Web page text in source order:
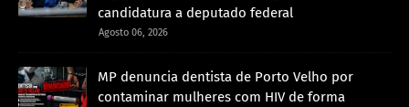
candidatura a deputado federal
Agosto 06, 2026
MP denuncia dentista de Porto Velho por
contaminar mulheres com HIV de forma